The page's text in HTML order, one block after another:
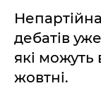
дебатів
які можуть
жовтні.